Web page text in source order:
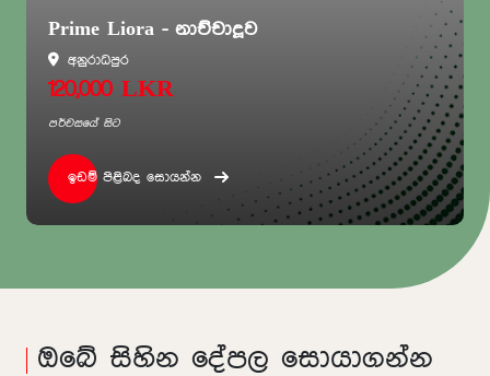
Prime Liora - නාච්චාදූව
අනුරාධපුර
120,000 LKR
පර්චසයේ සිට
ඉඩම් පිළිබද සොයන්න
ඔබේ සිහින දේපල සොයාගන්න